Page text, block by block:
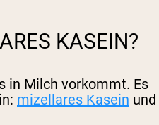
KASEIN?
in Milch vorkommt. Es
mizellares Kasein und